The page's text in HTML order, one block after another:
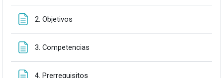
2. Objetivos
3. Competencias
4. Prerrequisitos